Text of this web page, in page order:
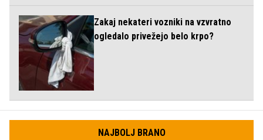
Zakaj nekateri vozniki na vzvratno
ogledalo privežejo belo krpo?
NAJBOLJ BRANO